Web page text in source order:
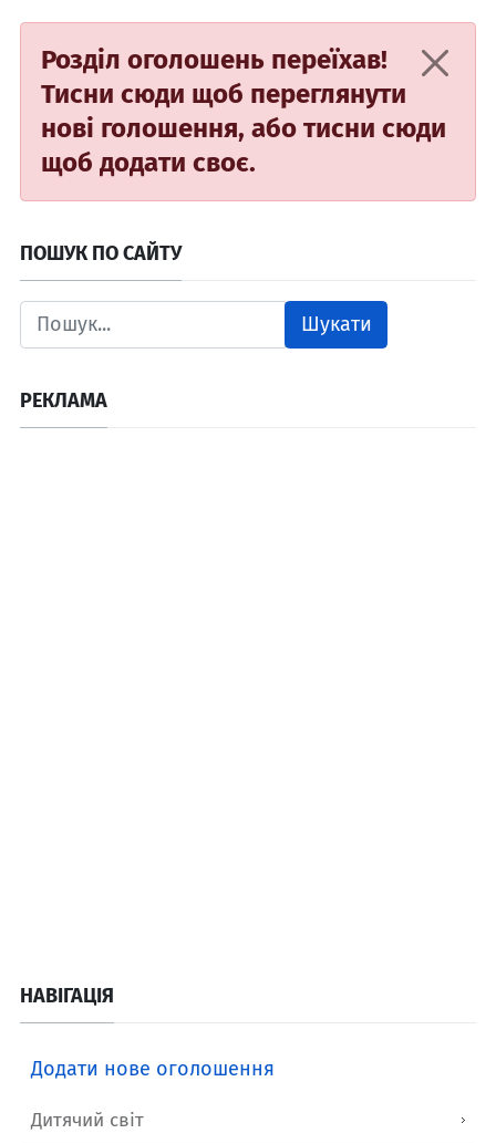
Розділ оголошень переїхав!
Тисни сюди щоб переглянути
нові голошення, або тисни сюди
щоб додати своє.
ПОШУК ПО САЙТУ
Шукати
РЕКЛАМА
НАВІГАЦІЯ
Додати нове оголошення
Дитячий світ